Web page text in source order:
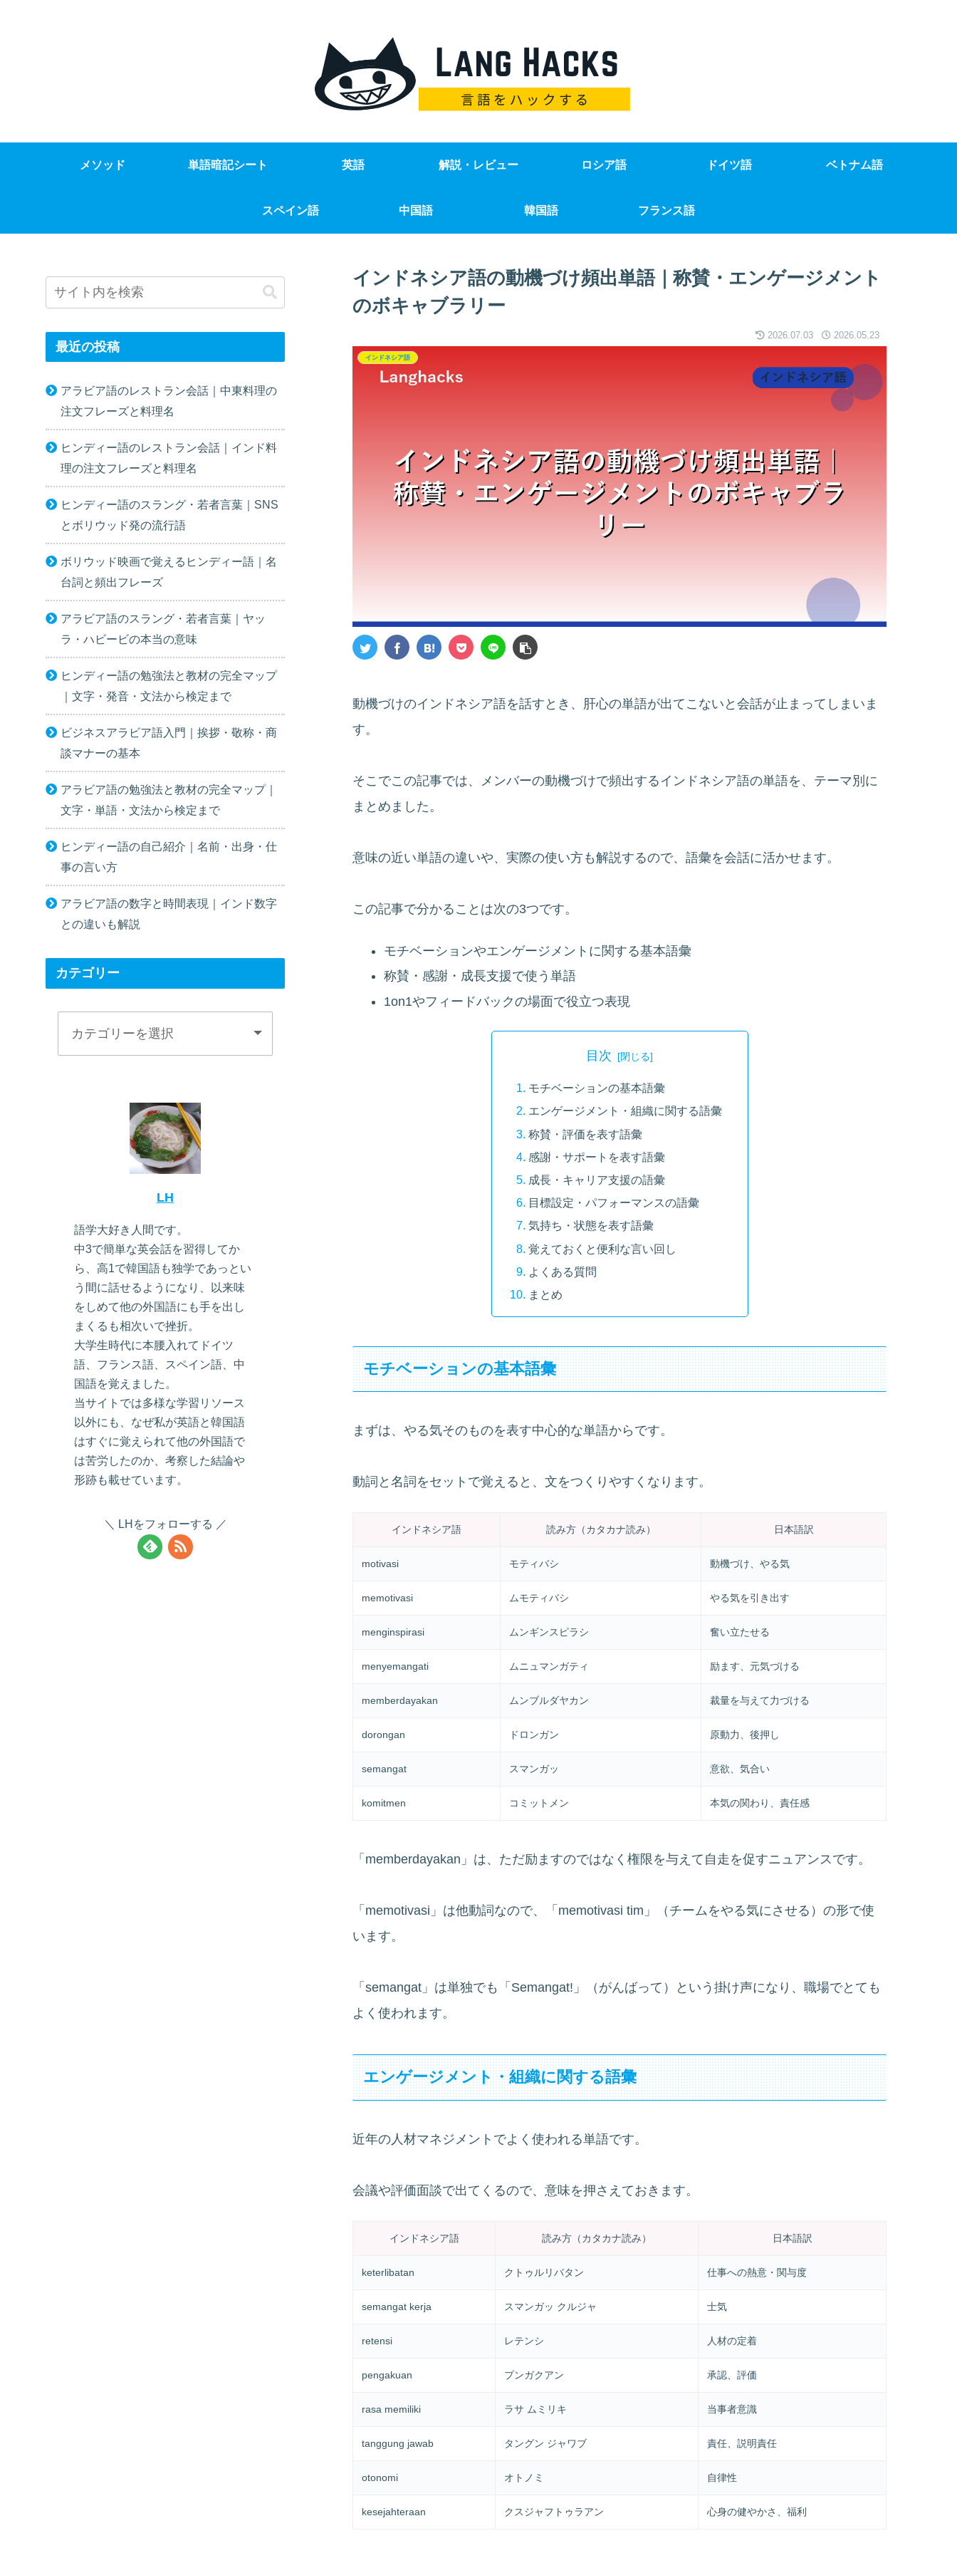
メソッド 単語暗記シート 英語 解説・レビュー ロシア語 ドイツ語 ベトナム語
スペイン語 中国語 韓国語 フランス語
インドネシア語の動機づけ頻出単語｜称賛・エンゲージメント
のボキャブラリー
2026.07.03 2026.05.23
インドネシア語
動機づけのインドネシア語を話すとき、肝心の単語が出てこないと会話が止まってしまいま
す。
そこでこの記事では、メンバーの動機づけで頻出するインドネシア語の単語を、テーマ別に
まとめました。
意味の近い単語の違いや、実際の使い方も解説するので、語彙を会話に活かせます。
この記事で分かることは次の3つです。
モチベーションやエンゲージメントに関する基本語彙
称賛・感謝・成長支援で使う単語
1on1やフィードバックの場面で役立つ表現
目次
モチベーションの基本語彙
エンゲージメント・組織に関する語彙
称賛・評価を表す語彙
感謝・サポートを表す語彙
成長・キャリア支援の語彙
目標設定・パフォーマンスの語彙
気持ち・状態を表す語彙
覚えておくと便利な言い回し
よくある質問
まとめ
モチベーションの基本語彙
まずは、やる気そのものを表す中心的な単語からです。
動詞と名詞をセットで覚えると、文をつくりやすくなります。
インドネシア語 読み方（カタカナ読み） 日本語訳
motivasi モティバシ 動機づけ、やる気
memotivasi ムモティバシ やる気を引き出す
menginspirasi ムンギンスピラシ 奮い立たせる
menyemangati ムニュマンガティ 励ます、元気づける
memberdayakan ムンブルダヤカン 裁量を与えて力づける
dorongan ドロンガン 原動力、後押し
semangat スマンガッ 意欲、気合い
komitmen コミットメン 本気の関わり、責任感
「memberdayakan」は、ただ励ますのではなく権限を与えて自走を促すニュアンスです。
「memotivasi」は他動詞なので、「memotivasi tim」（チームをやる気にさせる）の形で使
います。
「semangat」は単独でも「Semangat!」（がんばって）という掛け声になり、職場でとても
よく使われます。
エンゲージメント・組織に関する語彙
近年の人材マネジメントでよく使われる単語です。
会議や評価面談で出てくるので、意味を押さえておきます。
インドネシア語 読み方（カタカナ読み） 日本語訳
keterlibatan クトゥルリバタン 仕事への熱意・関与度
semangat kerja スマンガッ クルジャ 士気
retensi レテンシ 人材の定着
pengakuan プンガクアン 承認、評価
rasa memiliki ラサ ムミリキ 当事者意識
tanggung jawab タングン ジャワブ 責任、説明責任
otonomi オトノミ 自律性
kesejahteraan クスジャフトゥラアン 心身の健やかさ、福利
最近の投稿
アラビア語のレストラン会話｜中東料理の
注文フレーズと料理名
ヒンディー語のレストラン会話｜インド料
理の注文フレーズと料理名
ヒンディー語のスラング・若者言葉｜SNS
とボリウッド発の流行語
ボリウッド映画で覚えるヒンディー語｜名
台詞と頻出フレーズ
アラビア語のスラング・若者言葉｜ヤッ
ラ・ハビービの本当の意味
ヒンディー語の勉強法と教材の完全マップ
｜文字・発音・文法から検定まで
ビジネスアラビア語入門｜挨拶・敬称・商
談マナーの基本
アラビア語の勉強法と教材の完全マップ｜
文字・単語・文法から検定まで
ヒンディー語の自己紹介｜名前・出身・仕
事の言い方
アラビア語の数字と時間表現｜インド数字
との違いも解説
カテゴリー
LH
語学大好き人間です。
中3で簡単な英会話を習得してか
ら、高1で韓国語も独学であっとい
う間に話せるようになり、以来味
をしめて他の外国語にも手を出し
まくるも相次いで挫折。
大学生時代に本腰入れてドイツ
語、フランス語、スペイン語、中
国語を覚えました。
当サイトでは多様な学習リソース
以外にも、なぜ私が英語と韓国語
はすぐに覚えられて他の外国語で
は苦労したのか、考察した結論や
形跡も載せています。
LHをフォローする